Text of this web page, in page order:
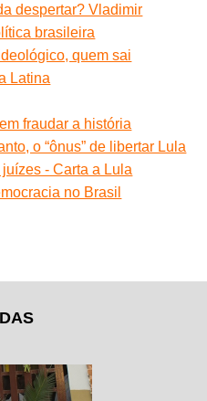
despertar? Vladimir
brasileira
quem sai
Latina
fraudar a história
o “ônus” de libertar Lula
- Carta a Lula
no Brasil